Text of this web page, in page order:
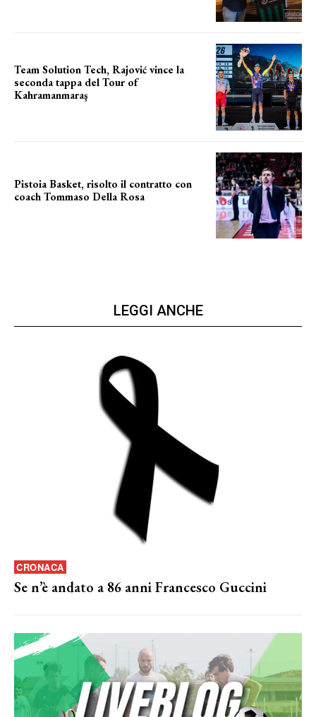
Team Solution Tech, Rajović vince la
seconda tappa del Tour of
Kahramanmaraş
Pistoia Basket, risolto il contratto con
coach Tommaso Della Rosa
LEGGI ANCHE
CRONACA
Se n’è andato a 86 anni Francesco Guccini